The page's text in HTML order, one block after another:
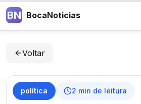
BN BocaNoticias
Voltar
política 2 min de leitura